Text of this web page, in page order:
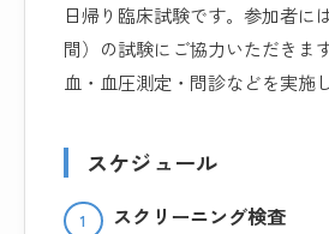
日帰り臨床試験です。参加者に
間）の試験にご協力いただきま
血・血圧測定・問診などを実施
スケジュール
1 スクリーニング検査